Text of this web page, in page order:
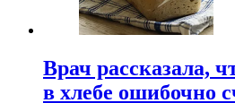
Врач рассказала,
в хлебе ошибочно